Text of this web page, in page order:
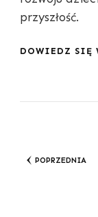
przyszłość.
DOWIEDZ SIĘ
POPRZEDNIA